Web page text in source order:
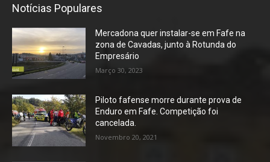
Notícias Populares
Mercadona quer instalar-se em Fafe na
zona de Cavadas, junto à Rotunda do
Empresário
Março 30, 2023
Piloto fafense morre durante prova de
Enduro em Fafe. Competição foi
cancelada.
Novembro 20, 2021